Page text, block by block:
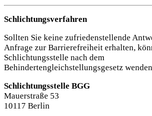
Schlichtungsverfahren
Sollten Sie keine zufriedenstellende
Anfrage zur Barrierefreiheit erhalten,
Schlichtungsstelle nach dem
Behindertengleichstellungsgesetz
Schlichtungsstelle BGG
Mauerstraße 53
10117 Berlin